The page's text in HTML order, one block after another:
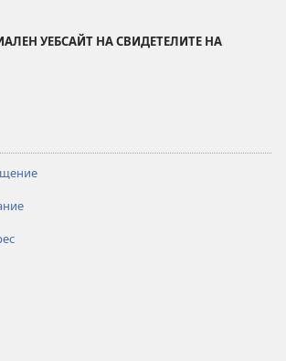
УЕБСАЙТ НА СВИДЕТЕЛИТЕ НА